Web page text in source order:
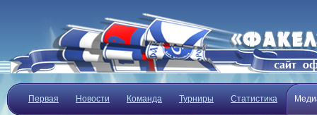
Первая Новости Команда Турниры Статистика